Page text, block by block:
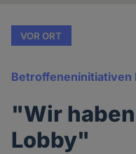
VOR ORT
Betroffeneninitiativen
"Wir
Lobby"